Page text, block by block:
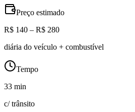
Preço estimado
R$ 140 – R$ 280
diária do veículo + combustível
Tempo
33 min
c/ trânsito